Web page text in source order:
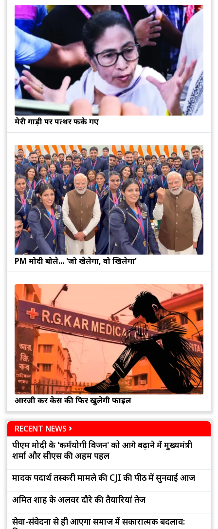
मेरी गाड़ी पर पत्थर फेंके गए
PM मोदी बोले... 'जो खेलेगा, वो खिलेगा'
आरजी कर केस की फिर खुलेगी फाइल
RECENT NEWS
पीएम मोदी के 'कर्मयोगी विजन' को आगे बढ़ाने में मुख्यमंत्री
शर्मा और सीएस की अहम पहल
मादक पदार्थ तस्करी मामले की CJI की पीठ में सुनवाई आज
अमित शाह के अलवर दौरे की तैयारियां तेज
सेवा-संवेदना से ही आएगा समाज में सकारात्मक बदलाव: